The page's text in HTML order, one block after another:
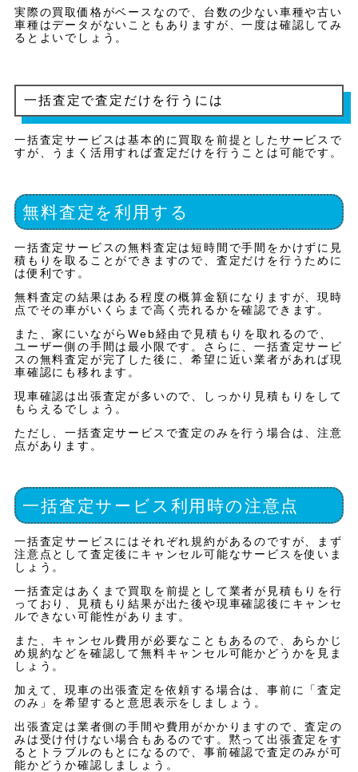
実際の買取価格がベースなので、台数の少ない車種や古い
車種はデータがないこともありますが、一度は確認してみ
るとよいでしょう。
一括査定で査定だけを行うには
一括査定サービスは基本的に買取を前提としたサービスで
すが、うまく活用すれば査定だけを行うことは可能です。
無料査定を利用する
一括査定サービスの無料査定は短時間で手間をかけずに見
積もりを取ることができますので、査定だけを行うために
は便利です。
無料査定の結果はある程度の概算金額になりますが、現時
点でその車がいくらまで高く売れるかを確認できます。
また、家にいながらWeb経由で見積もりを取れるので、
ユーザー側の手間は最小限です。さらに、一括査定サービ
スの無料査定が完了した後に、希望に近い業者があれば現
車確認にも移れます。
現車確認は出張査定が多いので、しっかり見積もりをして
もらえるでしょう。
ただし、一括査定サービスで査定のみを行う場合は、注意
点があります。
一括査定サービス利用時の注意点
一括査定サービスにはそれぞれ規約があるのですが、まず
注意点として査定後にキャンセル可能なサービスを使いま
しょう。
一括査定はあくまで買取を前提として業者が見積もりを行
っており、見積もり結果が出た後や現車確認後にキャンセ
ルできない可能性があります。
また、キャンセル費用が必要なこともあるので、あらかじ
め規約などを確認して無料キャンセル可能かどうかを見ま
しょう。
加えて、現車の出張査定を依頼する場合は、事前に「査定
のみ」を希望すると意思表示をしましょう。
出張査定は業者側の手間や費用がかかりますので、査定の
みは受け付けない場合もあるのです。黙って出張査定をす
るとトラブルのもとになるので、事前確認で査定のみが可
能かどうか確認しましょう。